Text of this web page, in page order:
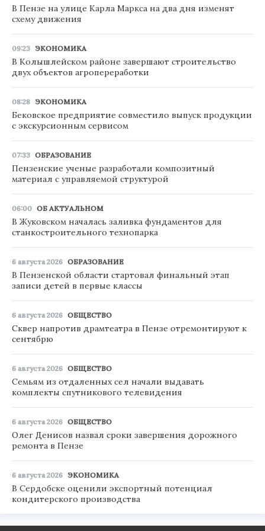
В Пензе на улице Карла Маркса на два дня изменят
схему движения
09:23 ЭКОНОМИКА
В Колышлейском районе завершают строительство
двух объектов агропереработки
08:28 ЭКОНОМИКА
Бековское предприятие совместило выпуск продукции
с экскурсионным сервисом
07:33 ОБРАЗОВАНИЕ
Пензенские ученые разработали композитный
материал с управляемой структурой
06:00 ОБ АКТУАЛЬНОМ
В Жуковском началась заливка фундаментов для
станкостроительного технопарка
6 августа 2026 ОБРАЗОВАНИЕ
В Пензенской области стартовал финальный этап
записи детей в первые классы
6 августа 2026 ОБЩЕСТВО
Сквер напротив драмтеатра в Пензе отремонтируют к
сентябрю
6 августа 2026 ОБЩЕСТВО
Семьям из отдаленных сел начали выдавать
комплекты спутникового телевидения
6 августа 2026 ОБЩЕСТВО
Олег Денисов назвал сроки завершения дорожного
ремонта в Пензе
6 августа 2026 ЭКОНОМИКА
В Сердобске оценили экспортный потенциал
кондитерского производства